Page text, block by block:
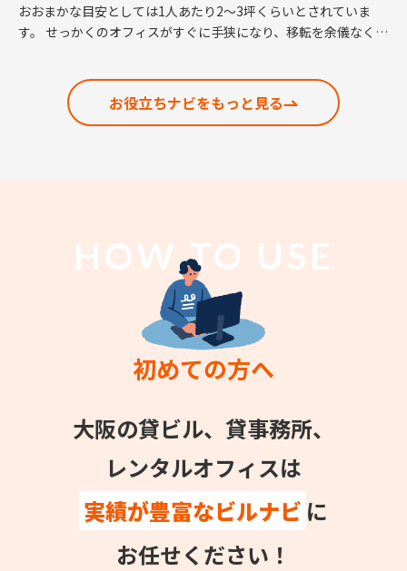
おおまかな目安としては1人あたり2～3坪くらいとされていま
す。 せっかくのオフィスがすぐに手狭になり、移転を余儀なくさ
お役立ちナビをもっと見る
HOW TO USE
初めての方へ
大阪の貸ビル、貸事務所、
レンタルオフィスは
実績が豊富なビルナビ に
お任せください！